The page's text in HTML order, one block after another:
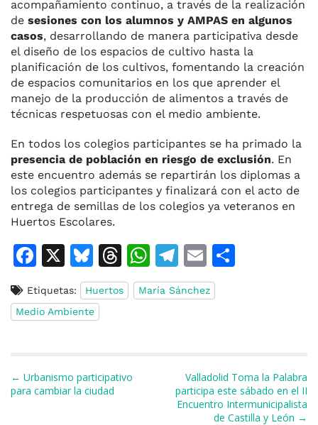
acompañamiento continuo, a través de la realización
de sesiones con los alumnos y AMPAS en algunos
casos, desarrollando de manera participativa desde
el diseño de los espacios de cultivo hasta la
planificación de los cultivos, fomentando la creación
de espacios comunitarios en los que aprender el
manejo de la producción de alimentos a través de
técnicas respetuosas con el medio ambiente.
En todos los colegios participantes se ha primado la
presencia de población en riesgo de exclusión. En
este encuentro además se repartirán los diplomas a
los colegios participantes y finalizará con el acto de
entrega de semillas de los colegios ya veteranos en
Huertos Escolares.
F
c
e
o
o
X
Bl
u
e
s
y
T
h
re
s
W
h
at
T
el
e
m
E
m
ai
ti
r
Etiquetas: Huertos
María Sánchez
Medio Ambiente
Navegación de entradas
← Urbanismo participativo
para cambiar la ciudad
Valladolid Toma la Palabra
participa este sábado en el II
Encuentro Intermunicipalista
de Castilla y León →